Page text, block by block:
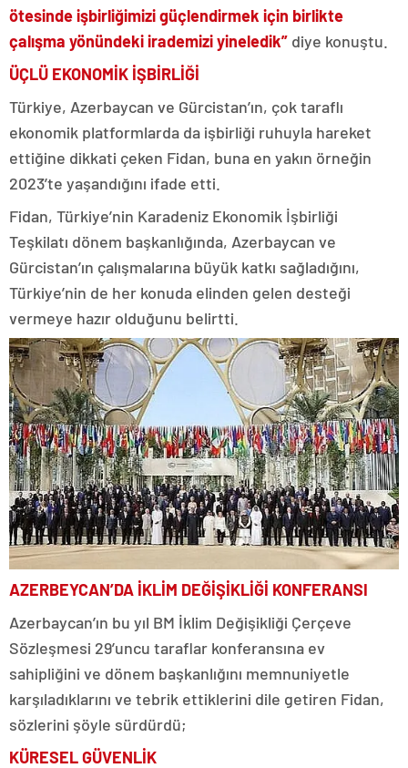
ötesinde işbirliğimizi güçlendirmek için birlikte
çalışma yönündeki irademizi yineledik” diye konuştu.
ÜÇLÜ EKONOMİK İŞBİRLİĞİ
Türkiye, Azerbaycan ve Gürcistan’ın, çok taraflı
ekonomik platformlarda da işbirliği ruhuyla hareket
ettiğine dikkati çeken Fidan, buna en yakın örneğin
2023’te yaşandığını ifade etti.
Fidan, Türkiye’nin Karadeniz Ekonomik İşbirliği
Teşkilatı dönem başkanlığında, Azerbaycan ve
Gürcistan’ın çalışmalarına büyük katkı sağladığını,
Türkiye’nin de her konuda elinden gelen desteği
vermeye hazır olduğunu belirtti.
AZERBEYCAN’DA İKLİM DEĞİŞİKLİĞİ KONFERANSI
Azerbaycan’ın bu yıl BM İklim Değişikliği Çerçeve
Sözleşmesi 29’uncu taraflar konferansına ev
sahipliğini ve dönem başkanlığını memnuniyetle
karşıladıklarını ve tebrik ettiklerini dile getiren Fidan,
sözlerini şöyle sürdürdü;
KÜRESEL GÜVENLİK